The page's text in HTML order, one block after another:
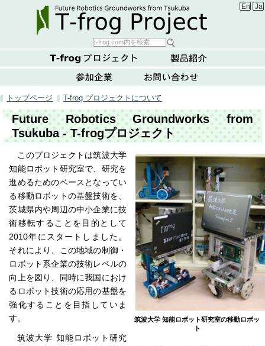
トップページ T-frog プロジェクトについて
Future Robotics Groundworks from
Tsukuba - T-frogプロジェクト
筑波大学 知能ロボット研究室の移動ロボッ
ト
このプロジェクトは筑波大学
知能ロボット研究室で、研究を
進めるためのベースとなってい
る移動ロボットの基盤技術を、
茨城県内や周辺の中小企業に技
術移転することを目的として
2010年にスタートしました。
それにより、この地域の制御・
ロボット系企業の技術レベルの
向上を図り、同時に我国におけ
るロボット技術の応用の基盤を
強化することを目指していま
す。
筑波大学 知能ロボット研究